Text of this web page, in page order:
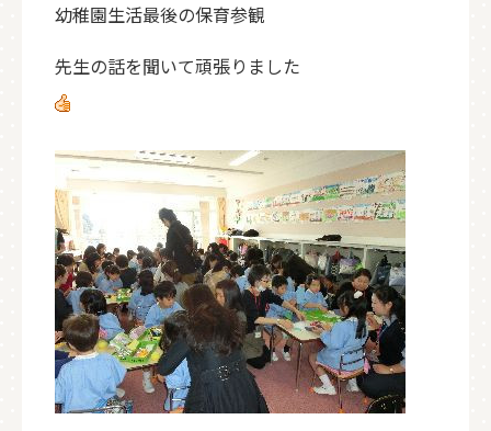
幼稚園生活最後の保育参観
先生の話を聞いて頑張りました